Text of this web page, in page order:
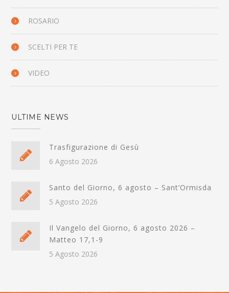
ROSARIO
SCELTI PER TE
VIDEO
ULTIME NEWS
Trasfigurazione di Gesù
6 Agosto 2026
Santo del Giorno, 6 agosto – Sant’Ormisda
5 Agosto 2026
Il Vangelo del Giorno, 6 agosto 2026 –
Matteo 17,1-9
5 Agosto 2026